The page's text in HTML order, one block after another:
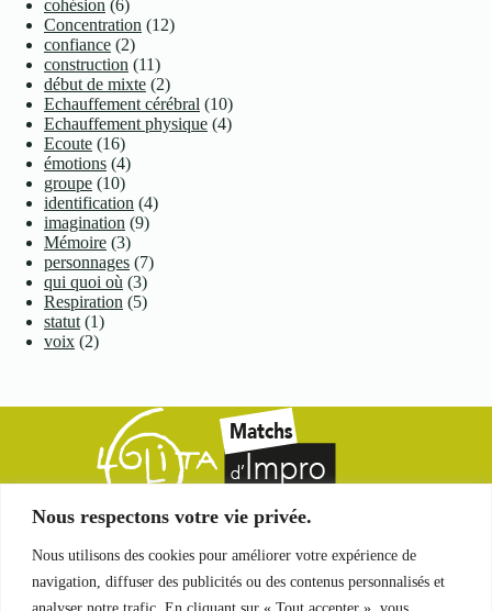
Nous respectons votre vie privée.
Nous utilisons des cookies pour améliorer votre expérience de
navigation, diffuser des publicités ou des contenus personnalisés et
analyser notre trafic. En cliquant sur « Tout accepter », vous
cohésion (6)
Concentration (12)
confiance (2)
construction (11)
début de mixte (2)
Echauffement cérébral (10)
Echauffement physique (4)
Ecoute (16)
émotions (4)
groupe (10)
identification (4)
imagination (9)
Mémoire (3)
personnages (7)
qui quoi où (3)
Respiration (5)
statut (1)
voix (2)
Ligue Ouverte et Libre
d'Improvisation Théâtrale Amateure
1a, place des Orphelins
67000 Strasbourg